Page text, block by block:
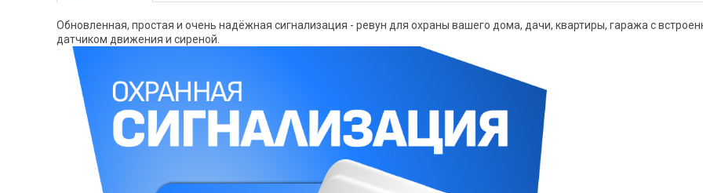
Обновленная, простая и очень надёжная сигнализация - ревун для охраны вашего дома, дачи, квартиры, гаража c
датчиком движения и сиреной.